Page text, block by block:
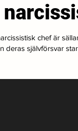
chef är
deras självförsvar